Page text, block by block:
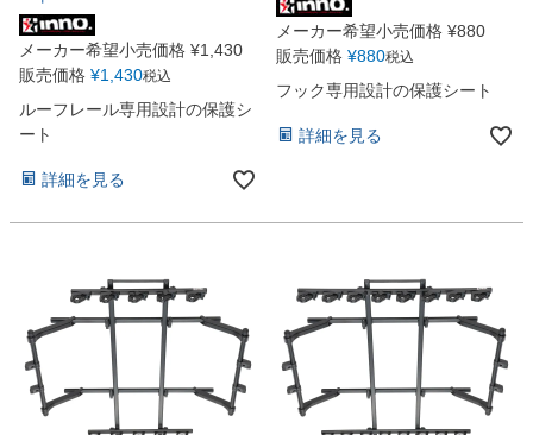
メーカー希望小売価格 ¥1,430
販売価格 ¥1,430税込
ルーフレール専用設計の保護シ
ート
詳細を見る
メーカー希望小売価格 ¥880
販売価格 ¥880税込
フック専用設計の保護シート
詳細を見る